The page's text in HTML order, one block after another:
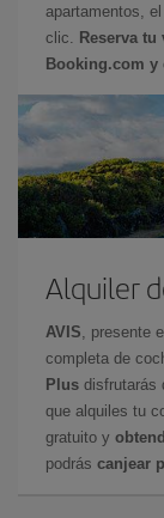
apartamentos,
clic.
Reserva
Booking.com y
Alquiler
AVIS , presente
completa de
Plus disfrutarás
que alquiles tu
gratuito y
podrás canjear